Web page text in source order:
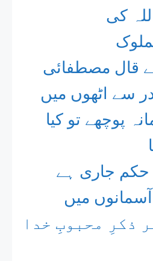
کی
قال مصطفائی
سے اٹھوں میں
پوچھے تو کیا
حکم جاری ہے
میں
ذکرِ محبوبِ خدا